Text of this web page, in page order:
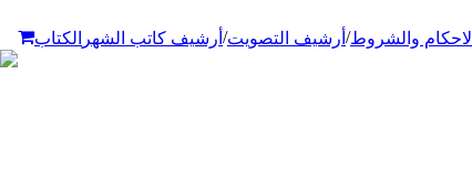
الاحكام والشروط/ أرشيف التصويت/ أرشيف كاتب الشهر الكتاب